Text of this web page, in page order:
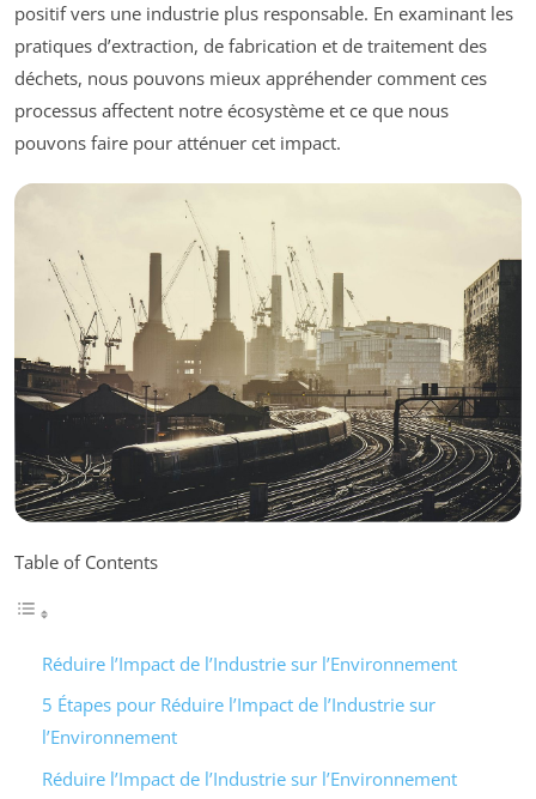
positif vers une industrie plus responsable. En examinant les
pratiques d’extraction, de fabrication et de traitement des
déchets, nous pouvons mieux appréhender comment ces
processus affectent notre écosystème et ce que nous
pouvons faire pour atténuer cet impact.
Table of Contents
Réduire l’Impact de l’Industrie sur l’Environnement
5 Étapes pour Réduire l’Impact de l’Industrie sur
l’Environnement
Réduire l’Impact de l’Industrie sur l’Environnement